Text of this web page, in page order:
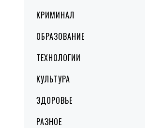
КРИМИНАЛ
ОБРАЗОВАНИЕ
ТЕХНОЛОГИИ
КУЛЬТУРА
ЗДОРОВЬЕ
РАЗНОЕ